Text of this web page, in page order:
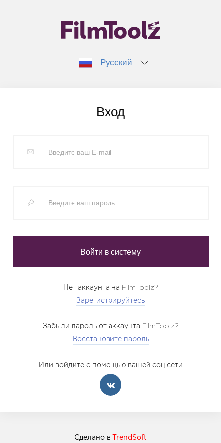
Русский
Вход
Нет аккаунта на FilmToolz?
Зарегистрируйтесь
Забыли пароль от аккаунта FilmToolz?
Восстановите пароль
Или войдите с помощью вашей соц.сети
Сделано в TrendSoft